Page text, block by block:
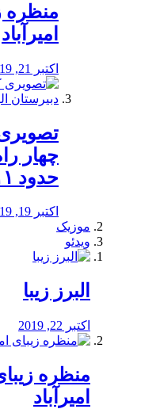
منظره‌‌
امیرآباد
اکتبر 21, 2019
چهار
حدود ۱۳۱۱ه ش
اکتبر 19, 2019
موزیک
ویدئو
البرز زیبا
اکتبر 22, 2019
منظره‌‌
امیرآباد